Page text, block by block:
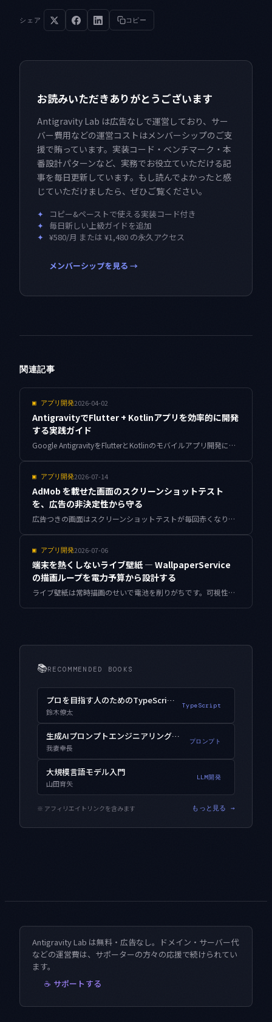
シェア コピー
お読みいただきありがとうございます
Antigravity Lab は広告なしで運営しており、サー
バー費用などの運営コストはメンバーシップのご支
援で賄っています。実装コード・ベンチマーク・本
番設計パターンなど、実務でお役立ていただける記
事を毎日更新しています。もし読んでよかったと感
じていただけましたら、ぜひご覧ください。
✦
コピー&ペーストで使える実装コード付き
✦ 毎日新しい上級ガイドを追加
✦ ¥580/月 または ¥1,480 の永久アクセス
メンバーシップを見る →
関連記事
▣ アプリ開発2026-04-02
AntigravityでFlutter + Kotlinアプリを効率的に開発
する実践ガイド
Google AntigravityをFlutterとKotlinのモバイルアプリ開発に活用する実践的なガイド。AgentKit 2.0を使ったUI生成、Dartコード補完、Androidネイティブ機能の組み込み方法を豊富なコード例で解説します。
▣ アプリ開発2026-07-14
AdMob を載せた画面のスクリーンショットテスト
を、広告の非決定性から守る
広告つきの画面はスクリーンショットテストが毎回赤くなり、やがて誰も差分を見なくなります。AdMob バナーの非決定性を封じ、レイアウトの崩れだけを検知に残す設計を、Compose の実装例と Antigravity での差分トリアージまで含めてまとめます。
▣ アプリ開発2026-07-06
端末を熱くしないライブ壁紙 — WallpaperService
の描画ループを電力予算から設計する
ライブ壁紙は常時描画のせいで電池を削りがちです。可視性・アイドル・熱状態の3軸で描画を止める WallpaperService.Engine の設計と、適応フレームレート制御による消費電力の実測を、個人開発の壁紙アプリの文脈でまとめました。
📚RECOMMENDED BOOKS
プロを目指す人のためのTypeScript入門
鈴木僚太
TypeScript
生成AIプロンプトエンジニアリング入門
我妻幸長
プロンプト
大規模言語モデル入門
山田育矢
LLM開発
※ アフィリエイトリンクを含みます もっと見る →
Antigravity Lab は無料・広告なし。ドメイン・サーバー代
などの運営費は、サポーターの方々の応援で続けられてい
ます。
☕ サポートする